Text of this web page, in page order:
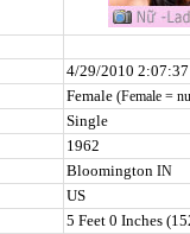
4/29/2010
Female (Female =
Single
1962
Bloomington IN
US
5 Feet 0 Inches